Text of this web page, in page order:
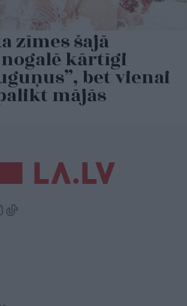
zīmes šajā
kārtīgi
bet vienai
mājās